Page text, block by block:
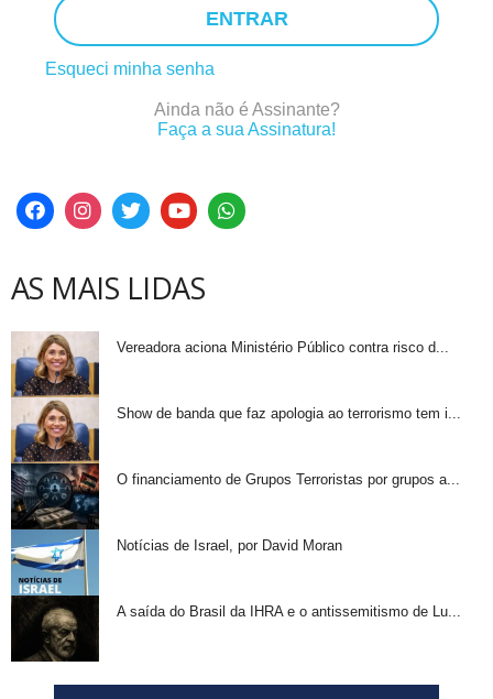
ENTRAR
Esqueci minha senha
Ainda não é Assinante?
Faça a sua Assinatura!
AS MAIS LIDAS
Vereadora aciona Ministério Público contra risco d...
Show de banda que faz apologia ao terrorismo tem i...
O financiamento de Grupos Terroristas por grupos a...
Notícias de Israel, por David Moran
A saída do Brasil da IHRA e o antissemitismo de Lu...